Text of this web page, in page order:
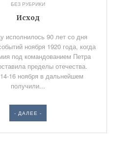
БЕЗ РУБРИКИ
Исход
исполнилось 90 лет со дня
ноября 1920 года, когда
под командованием Петра
пределы отечества.
16 ноября в дальнейшем
получили...
- ДАЛЕЕ -